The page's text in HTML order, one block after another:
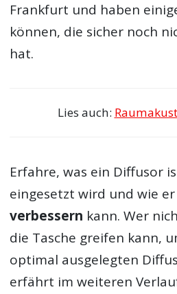
Frankfurt und haben
können, die sicher noch
hat.
Lies auch:
Erfahre, was ein Diffusor
eingesetzt wird und wie
verbessern kann. Wer
die Tasche greifen kann,
optimal ausgelegten
erfährt im weiteren